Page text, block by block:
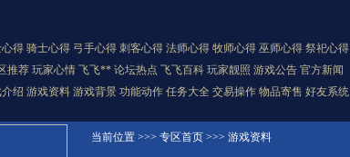
得 骑士心得 弓手心得 刺客心得 法师心得 牧师心得 巫师心得 祭祀心得
推荐 玩家心情 飞飞** 论坛热点 飞飞百科 玩家靓照 游戏公告 官方新闻
绍 游戏资料 游戏背景 功能动作 任务大全 交易操作 物品寄售 好友系统
当前位置 >>> 专区首页 >>> 游戏资料